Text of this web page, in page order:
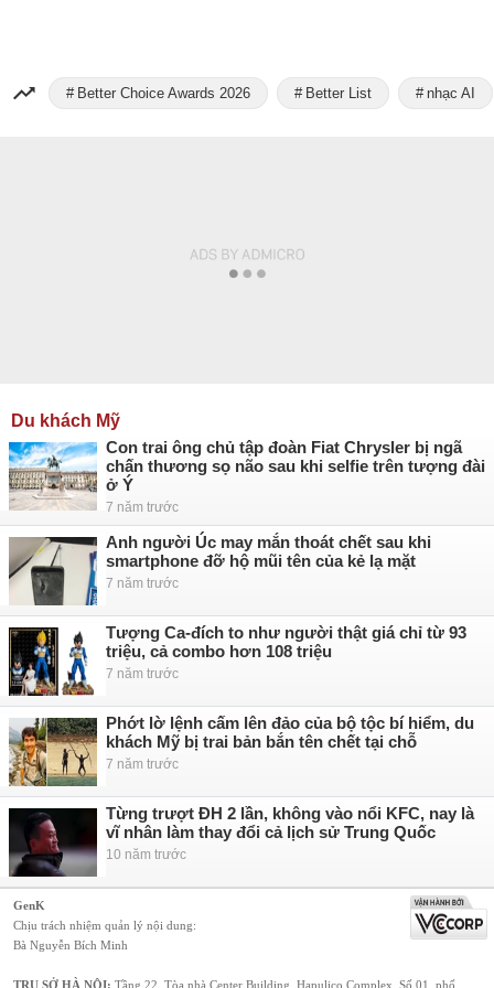
Better Choice Awards 2026 Better List nhạc AI
Du khách Mỹ
Con trai ông chủ tập đoàn Fiat Chrysler bị ngã
chấn thương sọ não sau khi selfie trên tượng đài
ở Ý
7 năm trước
Anh người Úc may mắn thoát chết sau khi
smartphone đỡ hộ mũi tên của kẻ lạ mặt
7 năm trước
Tượng Ca-đích to như người thật giá chỉ từ 93
triệu, cả combo hơn 108 triệu
7 năm trước
Phớt lờ lệnh cấm lên đảo của bộ tộc bí hiểm, du
khách Mỹ bị trai bản bắn tên chết tại chỗ
7 năm trước
Từng trượt ĐH 2 lần, không vào nổi KFC, nay là
vĩ nhân làm thay đổi cả lịch sử Trung Quốc
10 năm trước
GenK
Chịu trách nhiệm quản lý nội dung:
Bà Nguyễn Bích Minh
TRỤ SỞ HÀ NỘI: Tầng 22, Tòa nhà Center Building, Hapulico Complex, Số 01, phố